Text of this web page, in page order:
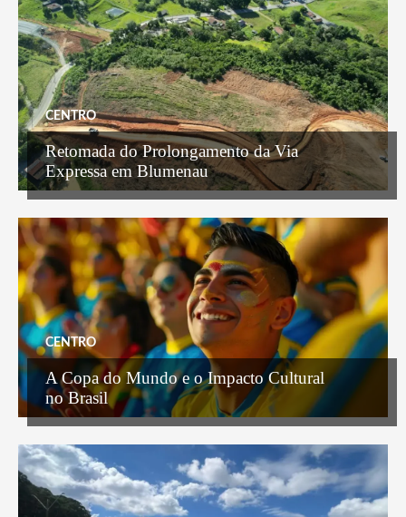
CENTRO
Retomada do Prolongamento da Via
Expressa em Blumenau
CENTRO
A Copa do Mundo e o Impacto Cultural
no Brasil